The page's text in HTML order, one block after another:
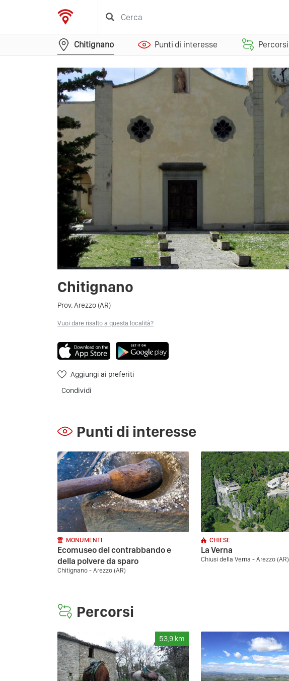
Chitignano Punti di interesse Percorsi
Chitignano
Prov. Arezzo (AR)
Vuoi dare risalto a questa località?
Aggiungi ai preferiti
Condividi
Punti di interesse
MONUMENTI
Ecomuseo del contrabbando e
della polvere da sparo
Chitignano - Arezzo (AR)
CHIESE
La Verna
Chiusi della Verna - Arezzo (AR)
Percorsi
53,9 km